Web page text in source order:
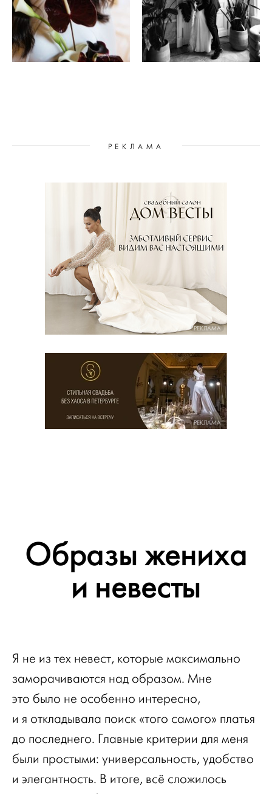
РЕКЛАМА
РЕКЛАМА
РЕКЛАМА
Образы жениха
и невесты
Я не из тех невест, которые максимально
заморачиваются над образом. Мне
это было не особенно интересно,
и я откладывала поиск «того самого» платья
до последнего. Главные критерии для меня
были простыми: универсальность, удобство
и элегантность. В итоге, всё сложилось